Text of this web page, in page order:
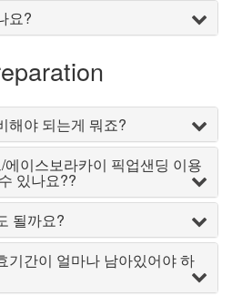
요?
해야 되는게 뭐죠?
이스보라카이 픽업샌딩 이용
있나요??
될까요?
기간이 얼마나 남아있어야 하